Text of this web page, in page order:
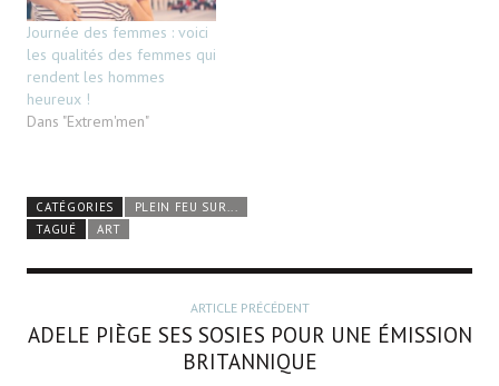
Journée des femmes : voici
les qualités des femmes qui
rendent les hommes
heureux !
Dans "Extrem'men"
CATÉGORIES
PLEIN FEU SUR...
TAGUÉ
ART
ARTICLE PRÉCÉDENT
ADELE PIÈGE SES SOSIES POUR UNE ÉMISSION
BRITANNIQUE